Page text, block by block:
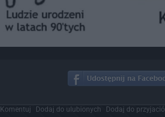
Komentuj Dodaj do ulubionych Dodaj do przyjaciół